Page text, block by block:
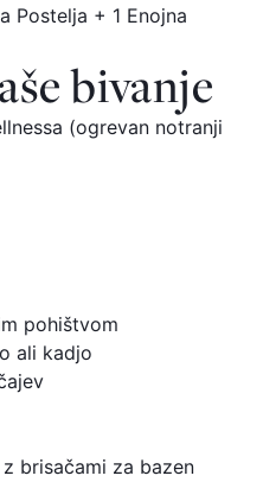
Postelja + 1 Enojna
bivanje
(ogrevan notranji
pohištvom
ali kadjo
brisačami za bazen